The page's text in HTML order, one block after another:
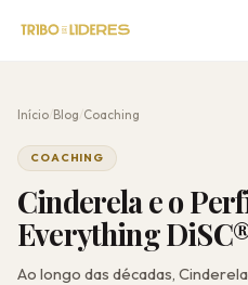
Início /Blog /Coaching
COACHING
Cinderela e o
Everything
Ao longo das décadas,